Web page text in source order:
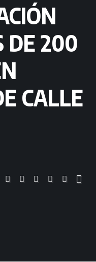
DE 200
CALLE